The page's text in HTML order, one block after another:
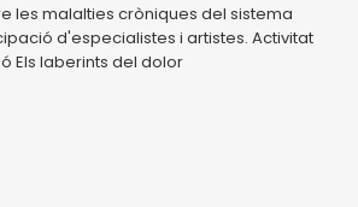
les malalties cròniques del sistema
d'especialistes i artistes. Activitat
Els laberints del dolor